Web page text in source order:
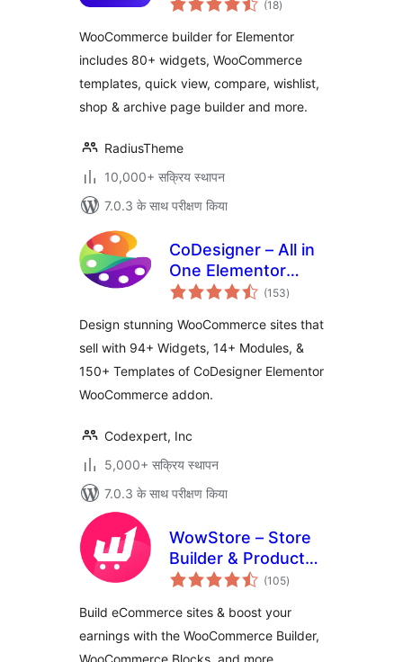
(18दर)
WooCommerce builder for Elementor
includes 80+ widgets, WooCommerce
templates, quick view, compare, wishlist,
shop & archive page builder and more.
RadiusTheme
10,000+ सक्रिय स्थापन
7.0.3 के साथ परीक्षण किया
CoDesigner – All in
One Elementor
WooCommerce
(153कुल
दर)
Design stunning WooCommerce sites that
sell with 94+ Widgets, 14+ Modules, &
150+ Templates of CoDesigner Elementor
WooCommerce addon.
Codexpert, Inc
5,000+ सक्रिय स्थापन
7.0.3 के साथ परीक्षण किया
WowStore – Store
Builder & Product
Blocks for
(105कुल
दर)
Build eCommerce sites & boost your
earnings with the WooCommerce Builder,
WooCommerce Blocks, and more